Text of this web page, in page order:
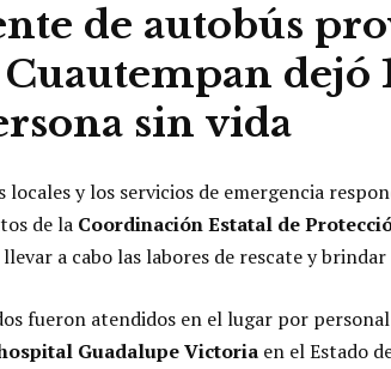
de autobús
dejó
sin vida
locales y los servicios de emergencia
de la Coordinación Estatal de
a cabo las labores de rescate y
fueron atendidos en el lugar por
Guadalupe Victoria en el Estado